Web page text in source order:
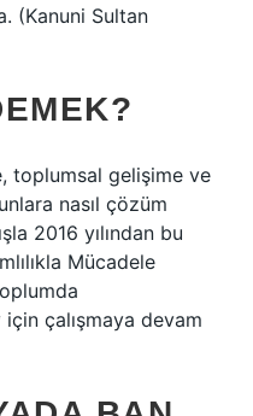
(Kanuni Sultan
toplumsal gelişime ve
nasıl çözüm
2016 yılından bu
Mücadele
çalışmaya devam